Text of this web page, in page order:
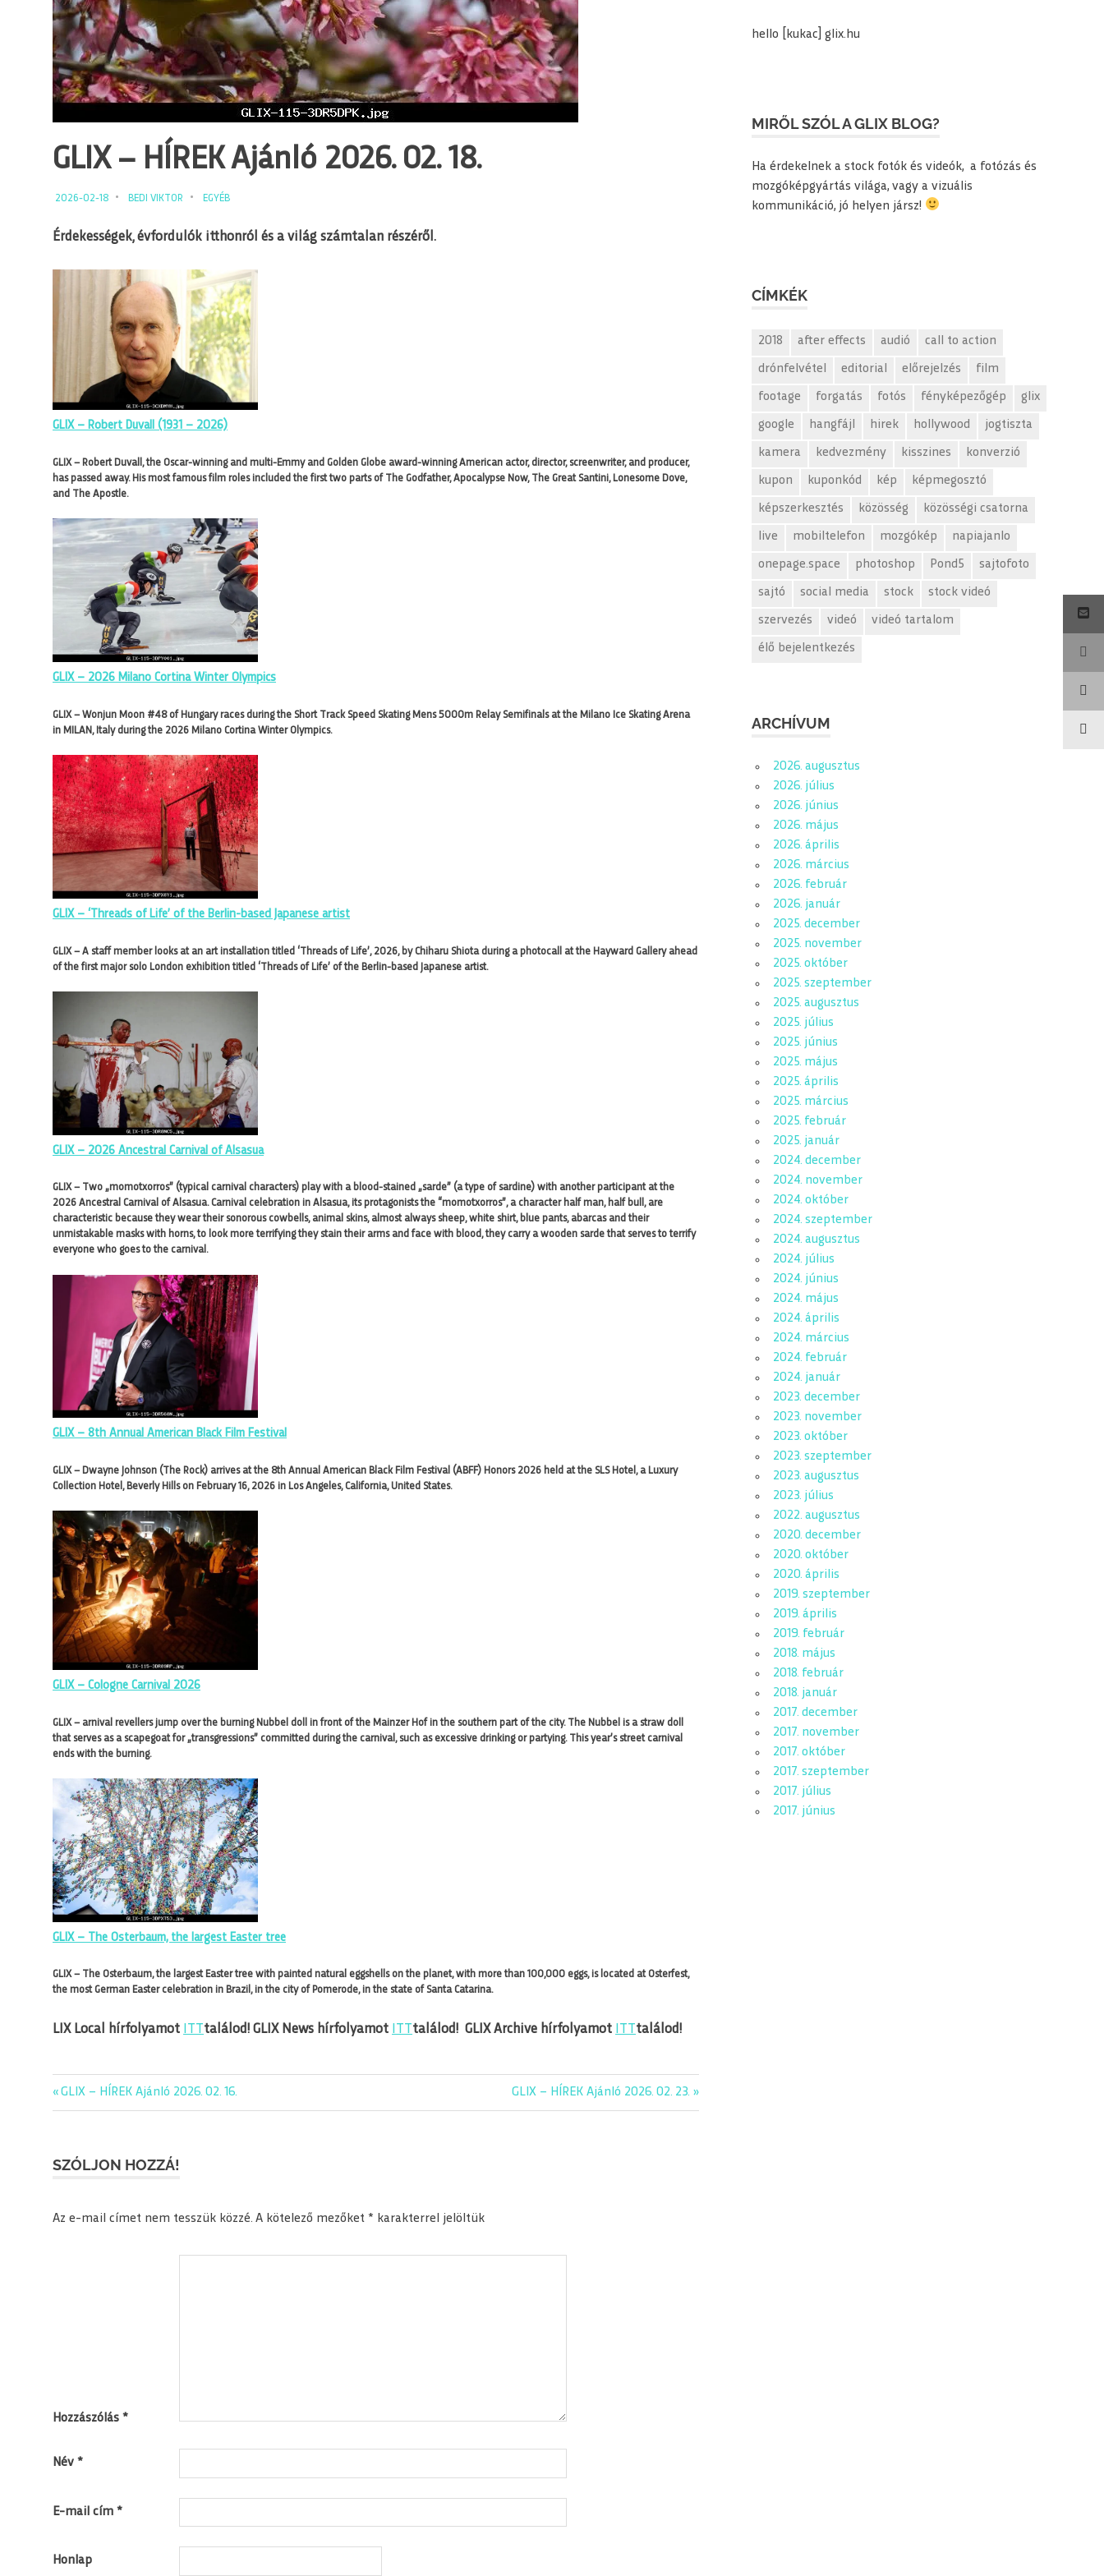
GLIX – HÍREK Ajánló 2026. 02. 18.
2026-02-18 BEDI VIKTOR EGYÉB
Érdekességek, évfordulók itthonról és a világ számtalan részéről.
GLIX – Robert Duvall (1931 – 2026)
GLIX – Robert Duvall, the Oscar-winning and multi-Emmy and Golden Globe award-winning American actor, director, screenwriter, and producer,
has passed away. His most famous film roles included the first two parts of The Godfather, Apocalypse Now, The Great Santini, Lonesome Dove,
and The Apostle.
GLIX – 2026 Milano Cortina Winter Olympics
GLIX – Wonjun Moon #48 of Hungary races during the Short Track Speed Skating Mens 5000m Relay Semifinals at the Milano Ice Skating Arena
in MILAN, Italy during the 2026 Milano Cortina Winter Olympics.
GLIX – ‘Threads of Life’ of the Berlin-based Japanese artist
GLIX – A staff member looks at an art installation titled ‘Threads of Life’, 2026, by Chiharu Shiota during a photocall at the Hayward Gallery ahead
of the first major solo London exhibition titled ‘Threads of Life’ of the Berlin-based Japanese artist.
GLIX – 2026 Ancestral Carnival of Alsasua
GLIX – Two „momotxorros” (typical carnival characters) play with a blood-stained „sarde” (a type of sardine) with another participant at the
2026 Ancestral Carnival of Alsasua. Carnival celebration in Alsasua, its protagonists the “momotxorros”, a character half man, half bull, are
characteristic because they wear their sonorous cowbells, animal skins, almost always sheep, white shirt, blue pants, abarcas and their
unmistakable masks with horns, to look more terrifying they stain their arms and face with blood, they carry a wooden sarde that serves to terrify
everyone who goes to the carnival.
GLIX – 8th Annual American Black Film Festival
GLIX – Dwayne Johnson (The Rock) arrives at the 8th Annual American Black Film Festival (ABFF) Honors 2026 held at the SLS Hotel, a Luxury
Collection Hotel, Beverly Hills on February 16, 2026 in Los Angeles, California, United States.
GLIX – Cologne Carnival 2026
GLIX – arnival revellers jump over the burning Nubbel doll in front of the Mainzer Hof in the southern part of the city. The Nubbel is a straw doll
that serves as a scapegoat for „transgressions” committed during the carnival, such as excessive drinking or partying. This year’s street carnival
ends with the burning.
GLIX – The Osterbaum, the largest Easter tree
GLIX – The Osterbaum, the largest Easter tree with painted natural eggshells on the planet, with more than 100,000 eggs, is located at Osterfest,
the most German Easter celebration in Brazil, in the city of Pomerode, in the state of Santa Catarina.
LIX Local hírfolyamot találod! GLIX News hírfolyamot találod! GLIX Archive hírfolyamot találod!
Bejegyzés
Previous
Post:
GLIX – HÍREK Ajánló 2026. 02. 16.
Next
Post:
GLIX – HÍREK Ajánló 2026. 02. 23.
SZÓLJON HOZZÁ!
Az e-mail címet nem tesszük közzé. A kötelező mezőket * karakterrel jelöltük
Hozzászólás *
Név *
E-mail cím *
Honlap
hello [kukac] glix.hu
MIRŐL SZÓL A GLIX BLOG?
Ha érdekelnek a stock fotók és videók, a fotózás és
mozgóképgyártás világa, vagy a vizuális
kommunikáció, jó helyen jársz!
CÍMKÉK
2018 after effects audió call to action
drónfelvétel editorial előrejelzés film
footage forgatás fotós fényképezőgép glix
google hangfájl hirek hollywood jogtiszta
kamera kedvezmény kisszines konverzió
kupon kuponkód kép képmegosztó
képszerkesztés közösség közösségi csatorna
live mobiltelefon mozgókép napiajanlo
onepage.space photoshop Pond5 sajtofoto
sajtó social media stock stock videó
szervezés videó videó tartalom
élő bejelentkezés
ARCHÍVUM
2026. augusztus
2026. július
2026. június
2026. május
2026. április
2026. március
2026. február
2026. január
2025. december
2025. november
2025. október
2025. szeptember
2025. augusztus
2025. július
2025. június
2025. május
2025. április
2025. március
2025. február
2025. január
2024. december
2024. november
2024. október
2024. szeptember
2024. augusztus
2024. július
2024. június
2024. május
2024. április
2024. március
2024. február
2024. január
2023. december
2023. november
2023. október
2023. szeptember
2023. augusztus
2023. július
2022. augusztus
2020. december
2020. október
2020. április
2019. szeptember
2019. április
2019. február
2018. május
2018. február
2018. január
2017. december
2017. november
2017. október
2017. szeptember
2017. július
2017. június